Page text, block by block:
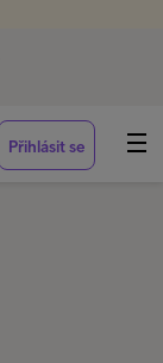
Přihlásit se